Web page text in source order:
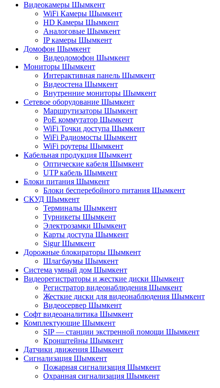
Видеокамеры Шымкент
WiFi Камеры Шымкент
HD Камеры Шымкент
Аналоговые Шымкент
IP камеры Шымкент
Домофон Шымкент
Видеодомофон Шымкент
Мониторы Шымкент
Интерактивная панель Шымкент
Видеостена Шымкент
Внутренние мониторы Шымкент
Сетевое оборудование Шымкент
Маршрутизаторы Шымкент
PoE коммутатор Шымкент
WiFi Точки доступа Шымкент
WiFi Радиомосты Шымкент
WiFi роутеры Шымкент
Кабельная продукция Шымкент
Оптические кабеля Шымкент
UTP кабель Шымкент
Блоки питания Шымкент
Блоки бесперебойного питания Шымкент
СКУД Шымкент
Терминалы Шымкент
Турникеты Шымкент
Электрозамки Шымкент
Карты доступа Шымкент
Sigur Шымкент
Дорожные блокираторы Шымкент
Шлагбаумы Шымкент
Система умный дом Шымкент
Видеорегистраторы и жесткие диски Шымкент
Регистратор видеонаблюдения Шымкент
Жесткие диски для видеонаблюдения Шымкент
Видеосервер Шымкент
Софт видеоаналитика Шымкент
Комплектующие Шымкент
SIP — станции экстренной помощи Шымкент
Кронштейны Шымкент
Датчики движения Шымкент
Сигнализация Шымкент
Пожарная сигнализация Шымкент
Охранная сигнализация Шымкент